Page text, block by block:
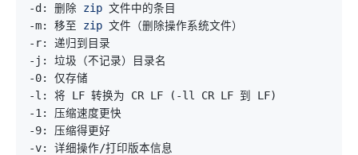
-d: 删除 zip
-m: 移至 zip
-l: 将 LF 转换为 CR LF
( -ll CR LF 到 LF)